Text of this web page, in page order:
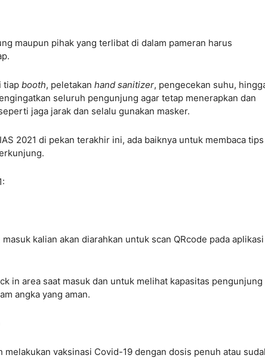
maupun pihak yang terlibat di dalam pameran harus
tiap booth, peletakan hand sanitizer, pengecekan suhu,
seluruh pengunjung agar tetap menerapkan dan
jaga jarak dan selalu gunakan masker.
2021 di pekan terakhir ini, ada baiknya untuk membaca
kalian akan diarahkan untuk scan QRcode pada aplikasi
in area saat masuk dan untuk melihat kapasitas pengunjung
angka yang aman.
melakukan vaksinasi Covid-19 dengan dosis penuh atau